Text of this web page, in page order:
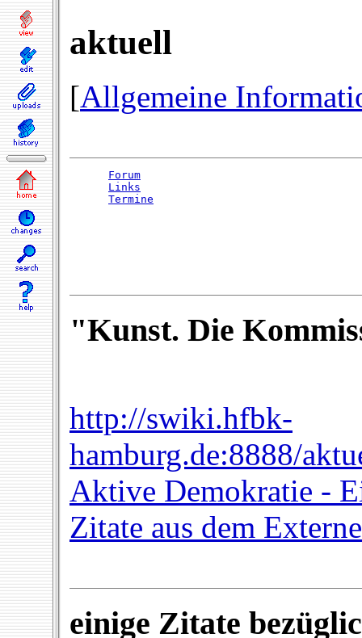
aktuell
[Allgemeine
Forum
Links
Termine
"Kunst. Die
http://swiki.hfbk-
hamburg.de:8888/
Aktive Demokratie -
Zitate aus dem
einige Zitate